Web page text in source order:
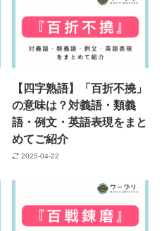
【四字熟語】「百折不撓」
の意味は？対義語・類義
語・例文・英語表現をまと
めてご紹介
2025-04-22